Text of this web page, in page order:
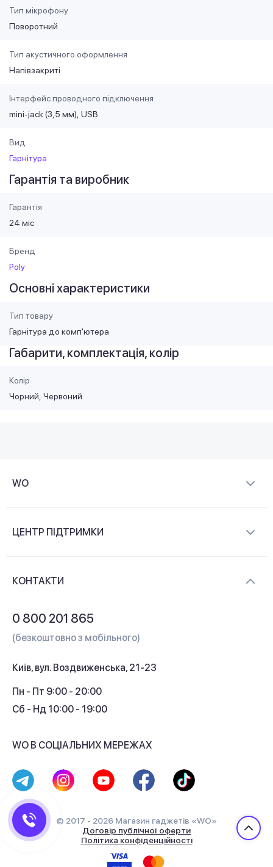
Тип мікрофону
Поворотний
Тип акустичного оформлення
Напівзакриті
Інтерфейс проводного підключення
mini-jack (3,5 мм) USB
Вид
Гарнітура
Гарантія та виробник
Гарантія
24 міс
Бренд
Poly
Основні характеристики
Тип товару
Гарнітура до комп'ютера
Габарити, комплектація, колір
Колір
Чорний Червоний
WO
Контакти
ЦЕНТР ПІДТРИМКИ
Кешбек
КОНТАКТИ
0 800 201 865
(безкоштовно з мобільного)
Київ, вул. Воздвиженська, 21-23
Пн - Пт 9:00 - 20:00
Сб - Нд 10:00 - 19:00
WO В СОЦІАЛЬНИХ МЕРЕЖАХ
© 2017 - 2026 Магазин гаджетів «WO»
Договір публічної оферти
Політика конфіденційності